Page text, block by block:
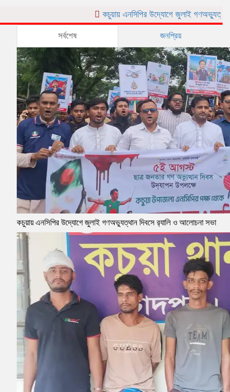
কচুয়ায় এনসিপির উদ্যোগে জুলাই গণঅভ্যুত্থান দিবসে
সর্বশেষ জনপ্রিয়
কচুয়ায় এনসিপির উদ্যোগে জুলাই গণঅভ্যুত্থান দিবসে র‌্যালি ও আলোচনা সভা